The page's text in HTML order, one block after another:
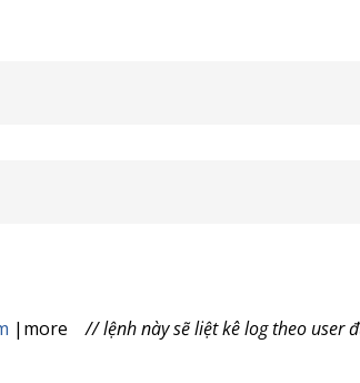
|more// lệnh này sẽ liệt kê log theo user